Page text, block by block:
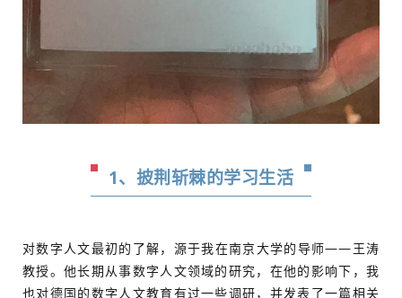
1、披荆斩棘的学习生活
对数字人文最初的了解，源于我在南京大学的导师——王涛
教授。他长期从事数字人文领域的研究，在他的影响下，我
也对德国的数字人文教育有过一些调研，并发表了一篇相关